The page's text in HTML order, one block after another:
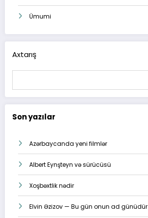
Ümumi
Axtarış
Son yazılar
Azərbaycanda yeni filmlər
Albert Eynşteyn və sürücüsü
Xoşbəxtlik nədir
Elvin Əzizov — Bu gün onun ad günüdür